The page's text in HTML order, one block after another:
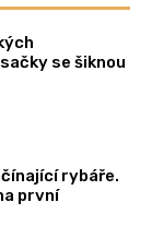
se šiknou
rybáře.
první